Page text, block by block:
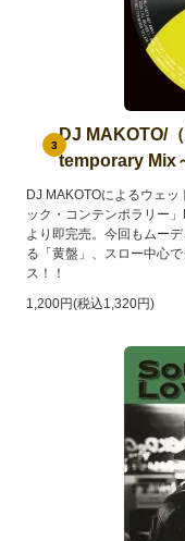
3
DJ MAKOTO/
temporary Mix
DJ MAKOTOによるウェ
ック・コンテンポラリー
より即完売。今回もムー
る「黄盤」、スロー中心
ス！！
1,200円(税込1,320円)